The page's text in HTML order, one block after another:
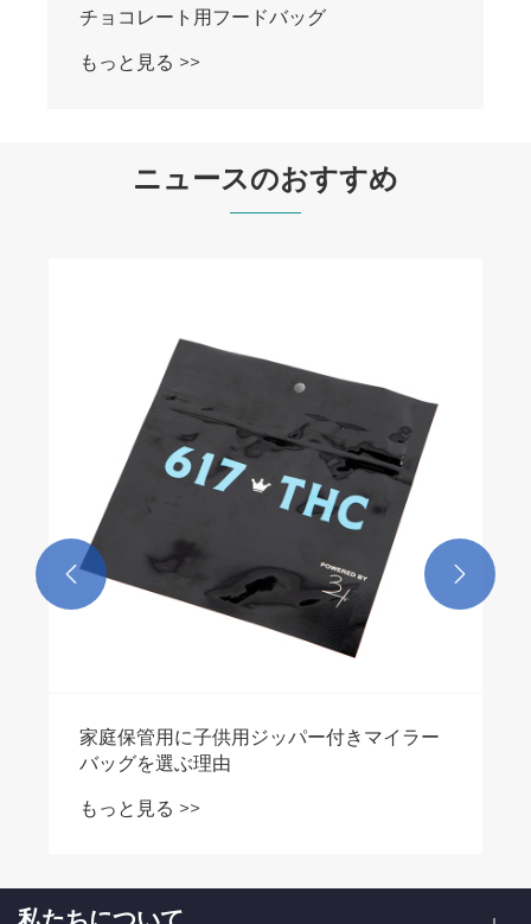
ニュースのおすすめ
か、またそれがどのように包装の耐久性を
向上させるのか
もっと見る >>
 